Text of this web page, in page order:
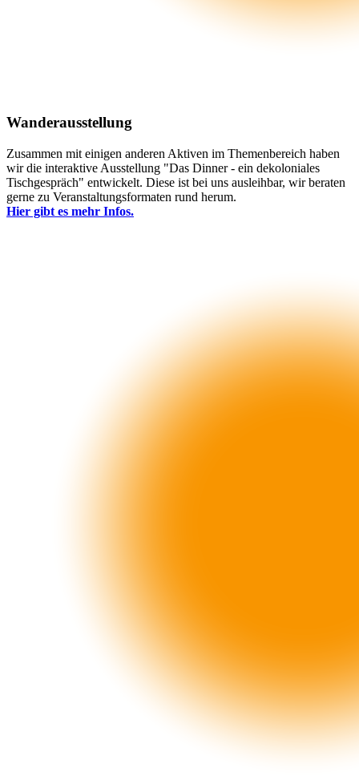
Wanderausstellung
Zusammen mit einigen anderen Aktiven im Themenbereich haben
wir die interaktive Ausstellung "Das Dinner - ein dekoloniales
Tischgespräch" entwickelt. Diese ist bei uns ausleihbar, wir beraten
gerne zu Veranstaltungsformaten rund herum.
Hier gibt es mehr Infos.